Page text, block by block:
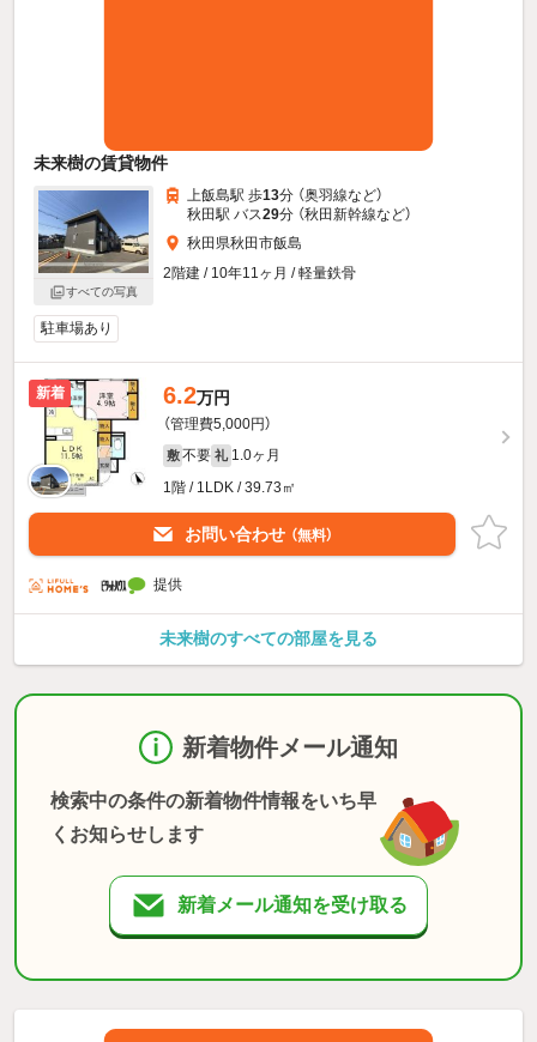
未来樹の賃貸物件
すべての写真
上飯島駅 歩13分 （奥羽線など）
秋田駅 バス29分 （秋田新幹線など）
秋田県秋田市飯島
2階建 / 10年11ヶ月 / 軽量鉄骨
駐車場あり
新着 6.2万円
（管理費5,000円）
敷 不要 礼 1.0ヶ月
1階 / 1LDK / 39.73㎡
お問い合わせ （無料）
提供
未来樹のすべての部屋を見る
新着物件メール通知
検索中の条件の新着物件情報をいち早
くお知らせします
新着メール通知を受け取る